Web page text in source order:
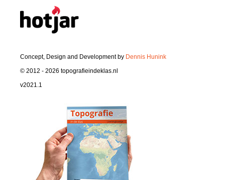
Concept, Design and Development by Dennis Hunink
© 2012 - 2026 topografieindeklas.nl
v2021.1